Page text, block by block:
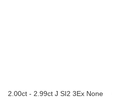
2.00ct - 2.99ct J SI2 3Ex None